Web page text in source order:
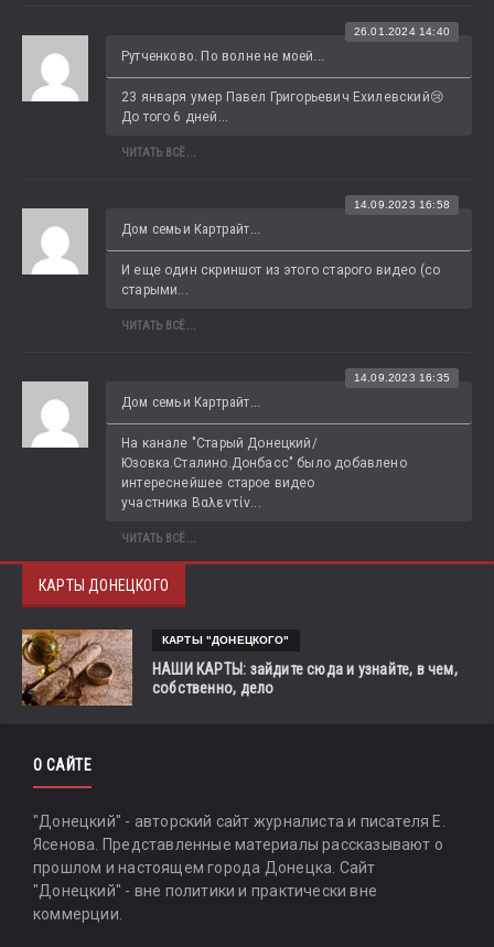
Рутченково. По волне не моей...
26.01.2024 14:40
23 января умер Павел Григорьевич Ехилевский😢
До того 6 дней...
ЧИТАТЬ ВСЁ...
Дом семьи Картрайт...
14.09.2023 16:58
И еще один скриншот из этого старого видео (со
старыми...
ЧИТАТЬ ВСЁ...
Дом семьи Картрайт...
14.09.2023 16:35
На канале "Старый Донецкий/
Юзовка.Сталино.Донбасс" было добавлено
интереснейшее старое видео
участника Βαλεντίν...
ЧИТАТЬ ВСЁ...
КАРТЫ ДОНЕЦКОГО
КАРТЫ "ДОНЕЦКОГО"
НАШИ КАРТЫ: зайдите сюда и узнайте, в чем,
собственно, дело
О САЙТЕ
"Донецкий" - авторский сайт журналиста и писателя Е.
Ясенова. Представленные материалы рассказывают о
прошлом и настоящем города Донецка. Сайт
"Донецкий" - вне политики и практически вне
коммерции.